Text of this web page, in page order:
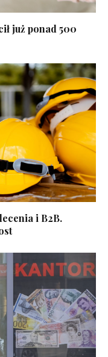
już ponad 500
i B2B.